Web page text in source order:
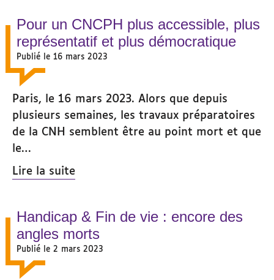
Pour un CNCPH plus accessible, plus
représentatif et plus démocratique
Publié le 16 mars 2023
Paris, le 16 mars 2023. Alors que depuis
plusieurs semaines, les travaux préparatoires
de la CNH semblent être au point mort et que
le…
Lire la suite
Handicap & Fin de vie : encore des
angles morts
Publié le 2 mars 2023